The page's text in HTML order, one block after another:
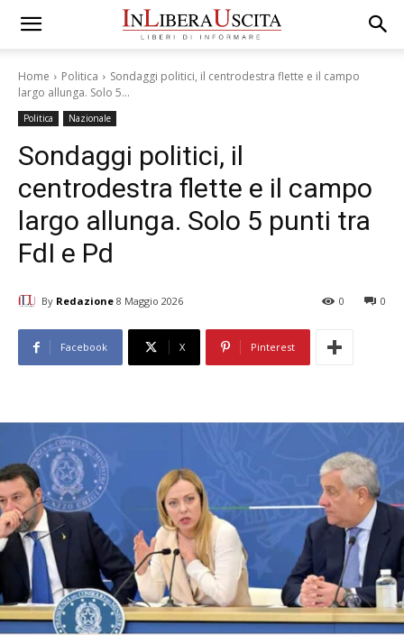
Home Politica
Sondaggi politici, il centrodestra flette e il campo
largo allunga. Solo 5...
Politica Nazionale
Sondaggi politici, il
centrodestra flette e il campo
largo allunga. Solo 5 punti tra
FdI e Pd
By Redazione 8 Maggio 2026 0
0
Facebook X Pinterest